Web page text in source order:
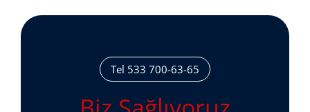
Tel 533 700-63-65